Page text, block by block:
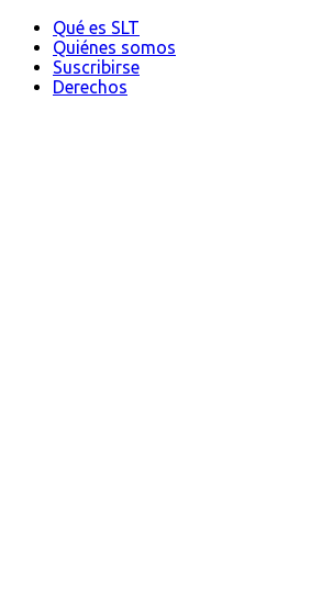
Qué es SLT
Quiénes somos
Suscribirse
Derechos